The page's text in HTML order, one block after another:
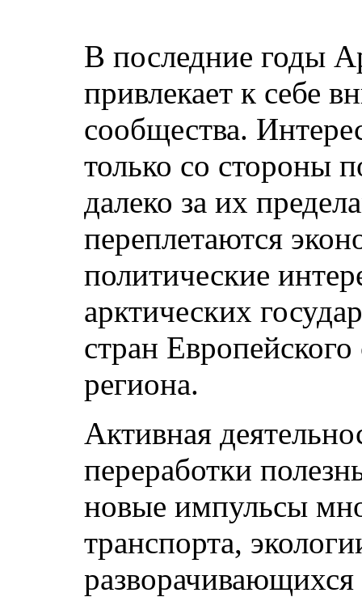
В последние годы
привлекает к себе
сообщества.
только со стороны
далеко за их
переплетаются
политические
арктических
стран
региона.
Активная
переработки
новые импульсы
транспорта,